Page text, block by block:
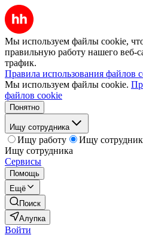
Мы используем файлы cookie,
правильную работу нашего веб-
трафик.
Правила использования файлов
Мы используем файлы cookie.
файлов cookie
Понятно
Ищу сотрудника
Ищу работу
Ищу
Ищу сотрудника
Сервисы
Помощь
Ещё
Поиск
Алупка
Войти